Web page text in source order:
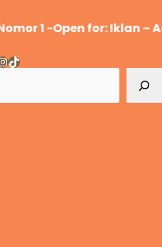
1 -Open for: Iklan –
TikTok